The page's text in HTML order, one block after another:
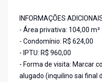
INFORMAÇÕES
- Área privativa: 104,00 m²
- Condomínio: R$ 624,00
- IPTU: R$ 960,00
- Forma de visita: Marcar
alugado (inquilino sai final